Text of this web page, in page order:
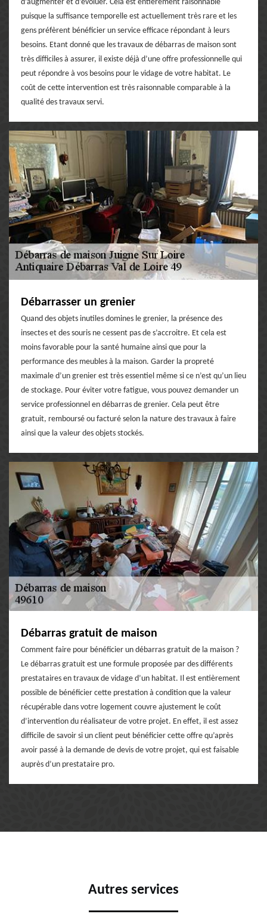
d’augmenter et d’évoluer. Cela est entièrement raisonnable
puisque la suffisance temporelle est actuellement très rare et les
gens préfèrent bénéficier un service efficace répondant à leurs
besoins. Etant donné que les travaux de débarras de maison sont
très difficiles à assurer, il existe déjà d’une offre professionnelle qui
peut répondre à vos besoins pour le vidage de votre habitat. Le
coût de cette intervention est très raisonnable comparable à la
qualité des travaux servi.
Débarrasser un grenier
Quand des objets inutiles domines le grenier, la présence des
insectes et des souris ne cessent pas de s’accroitre. Et cela est
moins favorable pour la santé humaine ainsi que pour la
performance des meubles à la maison. Garder la propreté
maximale d’un grenier est très essentiel même si ce n’est qu’un lieu
de stockage. Pour éviter votre fatigue, vous pouvez demander un
service professionnel en débarras de grenier. Cela peut être
gratuit, remboursé ou facturé selon la nature des travaux à faire
ainsi que la valeur des objets stockés.
Débarras gratuit de maison
Comment faire pour bénéficier un débarras gratuit de la maison ?
Le débarras gratuit est une formule proposée par des différents
prestataires en travaux de vidage d’un habitat. Il est entièrement
possible de bénéficier cette prestation à condition que la valeur
récupérable dans votre logement couvre ajustement le coût
d’intervention du réalisateur de votre projet. En effet, il est assez
difficile de savoir si un client peut bénéficier cette offre qu’après
avoir passé à la demande de devis de votre projet, qui est faisable
auprès d’un prestataire pro.
Autres services